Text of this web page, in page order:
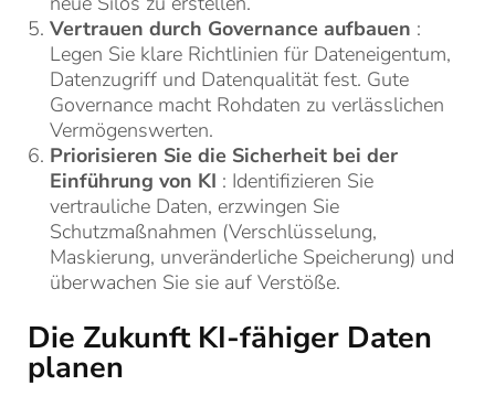
Vertrauen durch Governance aufbauen :
Legen Sie klare Richtlinien für Dateneigentum,
Datenzugriff und Datenqualität fest. Gute
Governance macht Rohdaten zu verlässlichen
Vermögenswerten.
Priorisieren Sie die Sicherheit bei der
Einführung von KI : Identifizieren Sie
vertrauliche Daten, erzwingen Sie
Schutzmaßnahmen (Verschlüsselung,
Maskierung, unveränderliche Speicherung) und
überwachen Sie sie auf Verstöße.
Die Zukunft KI-fähiger Daten
planen